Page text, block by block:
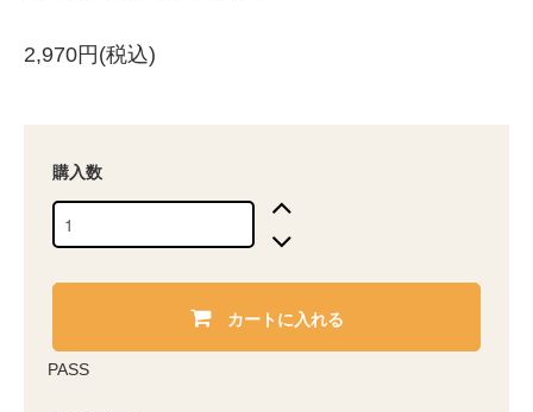
2,970円(税込)
購入数
カートに入れる
PASS